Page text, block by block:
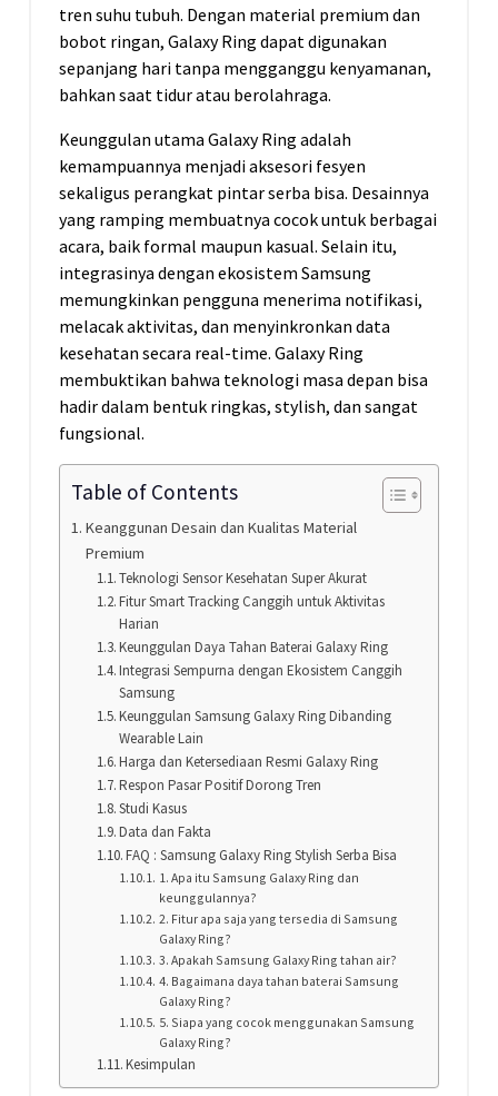
tren suhu tubuh. Dengan material premium dan
bobot ringan, Galaxy Ring dapat digunakan
sepanjang hari tanpa mengganggu kenyamanan,
bahkan saat tidur atau berolahraga.
Keunggulan utama Galaxy Ring adalah
kemampuannya menjadi aksesori fesyen
sekaligus perangkat pintar serba bisa. Desainnya
yang ramping membuatnya cocok untuk berbagai
acara, baik formal maupun kasual. Selain itu,
integrasinya dengan ekosistem Samsung
memungkinkan pengguna menerima notifikasi,
melacak aktivitas, dan menyinkronkan data
kesehatan secara real-time. Galaxy Ring
membuktikan bahwa teknologi masa depan bisa
hadir dalam bentuk ringkas, stylish, dan sangat
fungsional.
Table of Contents
Keanggunan Desain dan Kualitas Material
Premium
Teknologi Sensor Kesehatan Super Akurat
Fitur Smart Tracking Canggih untuk Aktivitas
Harian
Keunggulan Daya Tahan Baterai Galaxy Ring
Integrasi Sempurna dengan Ekosistem Canggih
Samsung
Keunggulan Samsung Galaxy Ring Dibanding
Wearable Lain
Harga dan Ketersediaan Resmi Galaxy Ring
Respon Pasar Positif Dorong Tren
Studi Kasus
Data dan Fakta
FAQ : Samsung Galaxy Ring Stylish Serba Bisa
1. Apa itu Samsung Galaxy Ring dan
keunggulannya?
2. Fitur apa saja yang tersedia di Samsung
Galaxy Ring?
3. Apakah Samsung Galaxy Ring tahan air?
4. Bagaimana daya tahan baterai Samsung
Galaxy Ring?
5. Siapa yang cocok menggunakan Samsung
Galaxy Ring?
Kesimpulan